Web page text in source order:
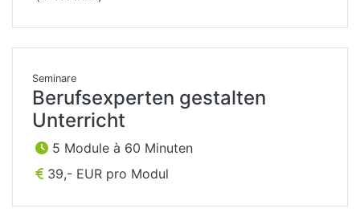
Seminare
Berufsexperten gestalten
Unterricht
5 Module à 60 Minuten
39,- EUR pro Modul